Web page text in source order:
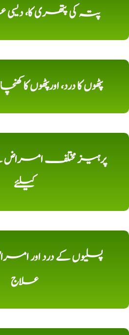
پتہ کی پتھری کا،
پٹھوں کا درد، اورپٹھوں کا
پرہیز مختلف
کیلئے
پسلیوں کے درد اور
علاج